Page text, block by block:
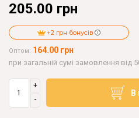
205.00 грн
+2 грн бонусів
Оптом: 164.00 грн
при загальній сумі замовлення від
+
-
В